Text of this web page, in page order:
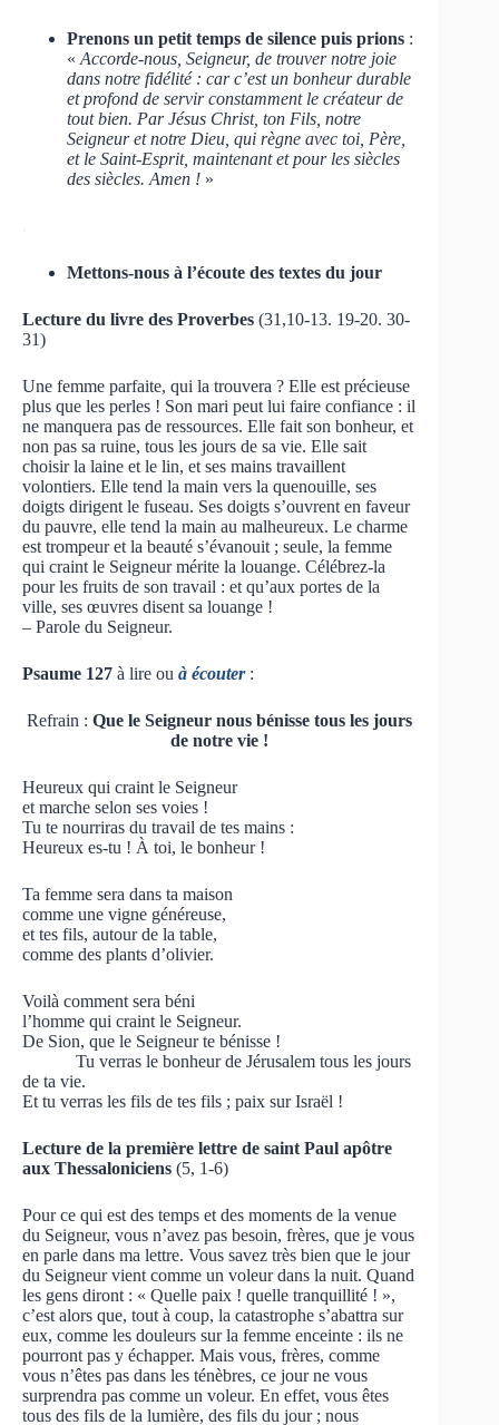
Prenons un petit temps de silence puis prions :
« Accorde-nous, Seigneur, de trouver notre joie
dans notre fidélité : car c’est un bonheur durable
et profond de servir constamment le créateur de
tout bien. Par Jésus Christ, ton Fils, notre
Seigneur et notre Dieu, qui règne avec toi, Père,
et le Saint-Esprit, maintenant et pour les siècles
des siècles. Amen ! »
Mettons-nous à l’écoute des textes du jour
Lecture du livre des Proverbes (31,10-13. 19-20. 30-
31)
Une femme parfaite, qui la trouvera ? Elle est précieuse
plus que les perles ! Son mari peut lui faire confiance : il
ne manquera pas de ressources. Elle fait son bonheur, et
non pas sa ruine, tous les jours de sa vie. Elle sait
choisir la laine et le lin, et ses mains travaillent
volontiers. Elle tend la main vers la quenouille, ses
doigts dirigent le fuseau. Ses doigts s’ouvrent en faveur
du pauvre, elle tend la main au malheureux. Le charme
est trompeur et la beauté s’évanouit ; seule, la femme
qui craint le Seigneur mérite la louange. Célébrez-la
pour les fruits de son travail : et qu’aux portes de la
ville, ses œuvres disent sa louange !
– Parole du Seigneur.
Psaume 127 à lire ou à écouter:
Refrain :Que le Seigneur nous bénisse tous les jours
de notre vie !
Heureux qui craint le Seigneur
et marche selon ses voies !
Tu te nourriras du travail de tes mains :
Heureux es-tu ! À toi, le bonheur !
Ta femme sera dans ta maison
comme une vigne généreuse,
et tes fils, autour de la table,
comme des plants d’olivier.
Voilà comment sera béni
l’homme qui craint le Seigneur.
De Sion, que le Seigneur te bénisse !
Tu verras le bonheur de Jérusalem tous les jours
de ta vie.
Et tu verras les fils de tes fils ; paix sur Israël !
Lecture de la première lettre de saint Paul apôtre
aux Thessaloniciens (5, 1-6)
Pour ce qui est des temps et des moments de la venue
du Seigneur, vous n’avez pas besoin, frères, que je vous
en parle dans ma lettre. Vous savez très bien que le jour
du Seigneur vient comme un voleur dans la nuit. Quand
les gens diront : « Quelle paix ! quelle tranquillité ! »,
c’est alors que, tout à coup, la catastrophe s’abattra sur
eux, comme les douleurs sur la femme enceinte : ils ne
pourront pas y échapper. Mais vous, frères, comme
vous n’êtes pas dans les ténèbres, ce jour ne vous
surprendra pas comme un voleur. En effet, vous êtes
tous des fils de la lumière, des fils du jour ; nous